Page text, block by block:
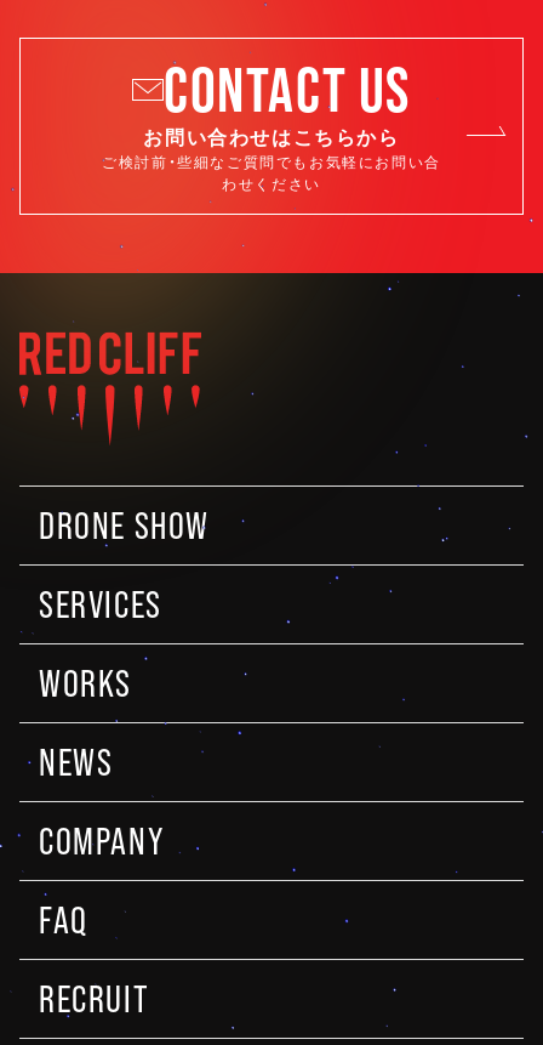
CONTACT US
お問い合わせはこちらから
ご検討前・些細なご質問でもお気軽にお問い合
わせください
DRONE SHOW
SERVICES
WORKS
NEWS
COMPANY
FAQ
RECRUIT